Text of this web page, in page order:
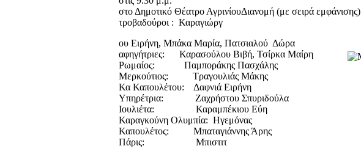
στο Δημοτικό Θέατρο ΑγρινίουΔιανομή (με σειρά εμφάνισης)
τροβαδούροι : Καραγιώργ
ου Ειρήνη, Μπάκα Μαρία, Πατσιαλού Δώρα
αφηγήτριες: Καρασούλου Βιβή, Τσίρκα Μαίρη
Ρωμαίος: Παμποράκης Πασχάλης
Μερκούτιος: Τραγουλιάς Μάκης
Κα Καπουλέτου: Δαφνιά Ειρήνη
Υπηρέτρια: Ζαχρήστου Σπυριδούλα
Ιουλιέτα: Καραμπέκιου Εύη
Καραγκούνη Ολυμπία: Ηγεμόνας
Καπουλέτος: Μπαταγιάννης Άρης
Πάρις: Μπιστιτ